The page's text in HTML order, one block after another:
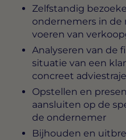
Zelfstandig
ondernemers in de
voeren van
Analyseren van de
situatie van een
concreet
Opstellen en
aansluiten op de
de ondernemer
Bijhouden en